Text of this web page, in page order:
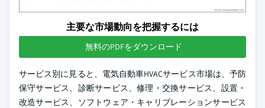
主要な市場動向を把握するには
無料のPDFをダウンロード
サービス別に見ると、電気自動車HVACサービス市場は、予防
保守サービス、診断サービス、修理・交換サービス、設置・
改造サービス、ソフトウェア・キャリブレーションサービス